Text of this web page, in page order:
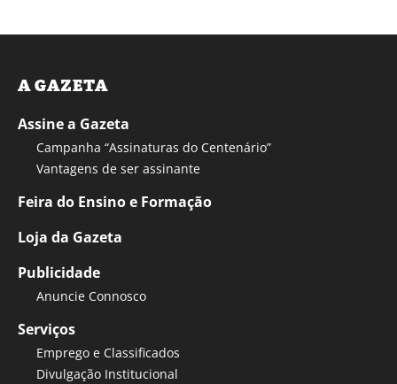
A GAZETA
Assine a Gazeta
Campanha “Assinaturas do Centenário”
Vantagens de ser assinante
Feira do Ensino e Formação
Loja da Gazeta
Publicidade
Anuncie Connosco
Serviços
Emprego e Classificados
Divulgação Institucional